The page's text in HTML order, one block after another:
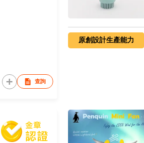
查詢
原創設計生產能力